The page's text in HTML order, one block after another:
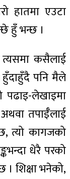
हातमा एउटा
हुँ भन्छ ।
कसैलाई
हुँदाहुँदै पनि मैले
पढाइ-लेखाइमा
तपाईँलाई
त्यो कागजको
धेरै परको
। शिक्षा भनेको,